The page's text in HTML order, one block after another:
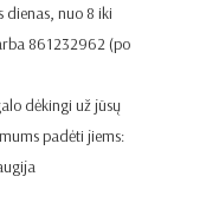
dienas, nuo 8 iki
861232962 (po
dėkingi už jūsų
padėti jiems: